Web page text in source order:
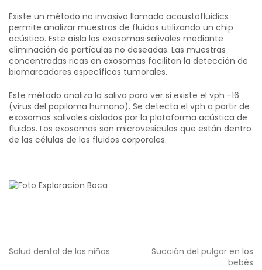
Existe un método no invasivo llamado acoustofluidics
permite analizar muestras de fluidos utilizando un chip
acústico. Este aísla los exosomas salivales mediante
eliminación de partículas no deseadas. Las muestras
concentradas ricas en exosomas facilitan la detección de
biomarcadores específicos tumorales.
Este método analiza la saliva para ver si existe el vph -16
(virus del papiloma humano). Se detecta el vph a partir de
exosomas salivales aislados por la plataforma acústica de
fluidos. Los exosomas son microvesiculas que están dentro
de las células de los fluidos corporales.
Navegación
Salud dental de los niños
Succión del pulgar en los
bebés